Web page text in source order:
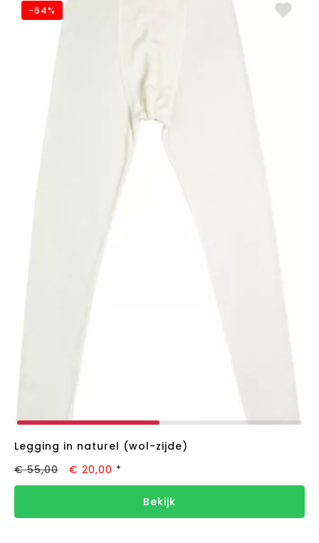
-64%
Legging in naturel (wol-zijde)
€ 55,00
€ 20,00 *
Bekijk